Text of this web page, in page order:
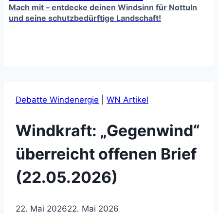
Mach mit – entdecke deinen Windsinn für Nottuln
und seine schutzbedürftige Landschaft!
Debatte Windenergie WN Artikel
Windkraft: „Gegenwind“
überreicht offenen Brief
(22.05.2026)
22. Mai 202622. Mai 2026